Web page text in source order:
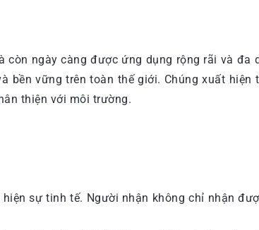
ngày càng được ứng dụng rộng rãi và đa
vững trên toàn thế giới. Chúng xuất
thiện với môi trường.
sự tinh tế. Người nhận không chỉ nhận